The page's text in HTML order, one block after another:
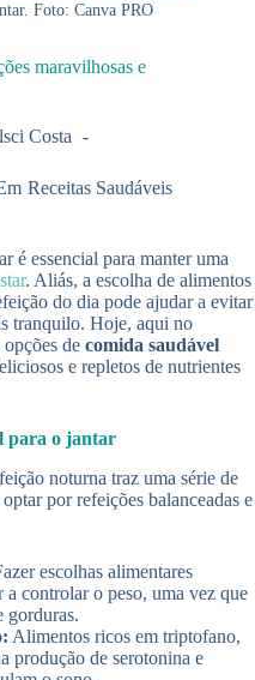
Foto: Canva PRO
maravilhosas e
Costa
Receitas Saudáveis
é essencial para manter uma
. Aliás, a escolha de alimentos
do dia pode ajudar a evitar
tranquilo. Hoje, aqui no
de comida saudável
e repletos de nutrientes
para o jantar
noturna traz uma série de
por refeições balanceadas e
escolhas alimentares
a controlar o peso, uma vez que
gorduras.
Alimentos ricos em triptofano,
produção de serotonina e